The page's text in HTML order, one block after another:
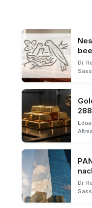
Dr.
Dr.